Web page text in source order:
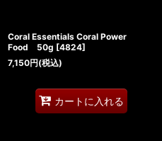
Coral Essentials Coral Power
Food 50g [4824]
7,150円(税込)
カートに入れる